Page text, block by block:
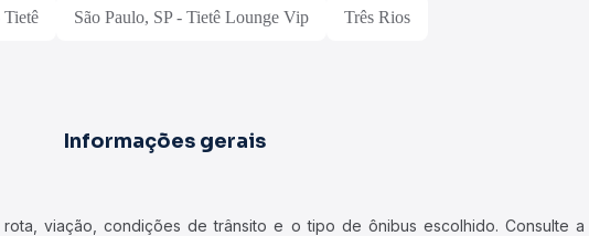
Tietê São Paulo, SP - Tietê Lounge Vip Três Rios
Informações gerais
viação, condições de trânsito e o tipo de ônibus escolhido. Consulte a